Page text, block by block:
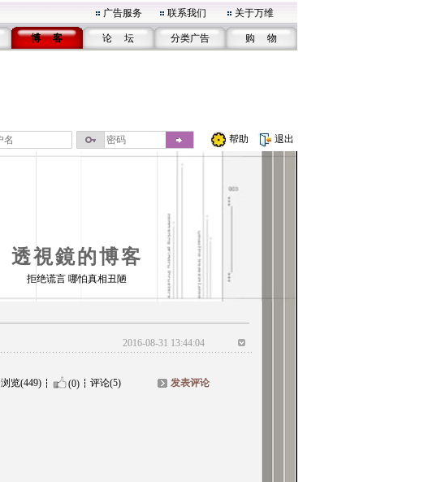
广告服务 联系我们 关于万维
博 客 论 坛 分类广告 购 物
帮助 退出
透視鏡的博客
拒绝谎言 哪怕真相丑陋
2016-08-31 13:44:04
浏览(449) (0) 评论(5) 发表评论